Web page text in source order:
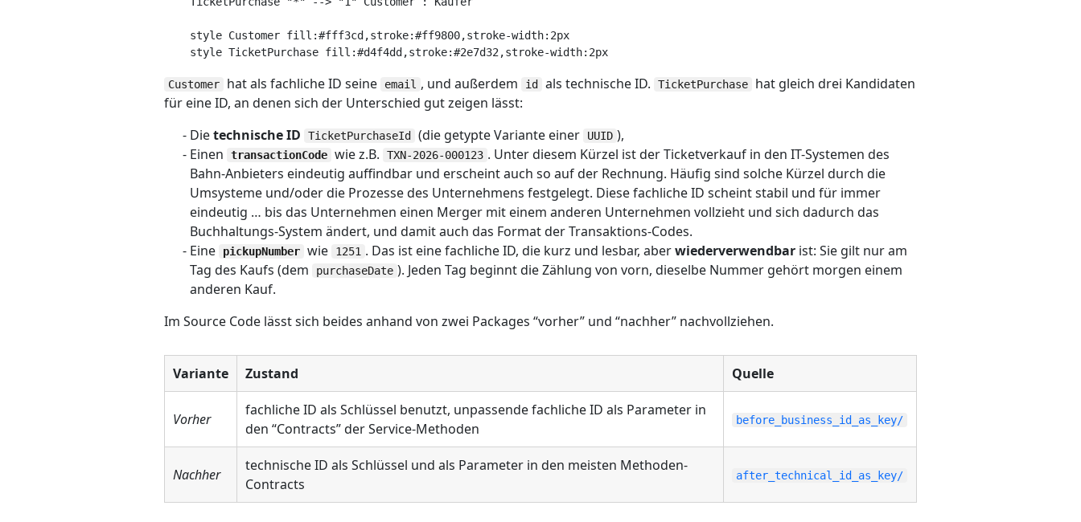
    style Customer fill:#fff3cd,stroke:#ff9800,stroke-width:2px
Customer hat als fachliche ID seine email , und außerdem id als technische ID. TicketPurchase
hat gleich drei Kandidaten
für eine ID, an denen sich der Unterschied gut zeigen lässt:
Dietechnische ID TicketPurchaseId (die getypte Variante einer UUID ),
Einen
transactionCode wie z.B. TXN-2026-000123 . Unter diesem Kürzel ist der Ticketverkauf in den IT-Systemen des
Bahn-Anbieters eindeutig auffindbar und erscheint auch so auf der Rechnung. Häufig sind solche Kürzel durch die
Umsysteme und/oder die Prozesse des Unternehmens festgelegt. Diese fachliche ID scheint stabil und für immer
eindeutig … bis das Unternehmen einen Merger mit einem anderen Unternehmen vollzieht und sich dadurch das
Buchhaltungs-System ändert, und damit auch das Format der Transaktions-Codes.
Eine
pickupNumber wie 1251 . Das ist eine fachliche ID, die kurz und lesbar, aberwiederverwendbar ist: Sie gilt nur am
Tag des Kaufs (dem
purchaseDate ). Jeden Tag beginnt die Zählung von vorn, dieselbe Nummer gehört morgen einem
anderen Kauf.
Im Source Code lässt sich beides anhand von zwei Packages “vorher” und “nachher” nachvollziehen.
Variante Zustand Quelle
Vorher
fachliche ID als Schlüssel benutzt, unpassende fachliche ID als Parameter in
den “Contracts” der Service-Methoden
before_business_id_as_key/
Nachher
technische ID als Schlüssel und als Parameter in den meisten Methoden-
Contracts
after_technical_id_as_key/